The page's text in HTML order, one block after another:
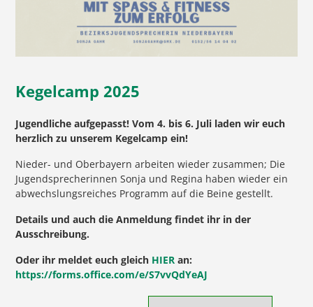
Kegelcamp 2025
Jugendliche aufgepasst! Vom 4. bis 6. Juli laden wir euch
herzlich zu unserem Kegelcamp ein!
Nieder- und Oberbayern arbeiten wieder zusammen; Die
Jugendsprecherinnen Sonja und Regina haben wieder ein
abwechslungsreiches Programm auf die Beine gestellt.
Details und auch die Anmeldung findet ihr in der
Ausschreibung.
Oder ihr meldet euch gleich HIER an:
https://forms.office.com/e/S7vvQdYeAJ